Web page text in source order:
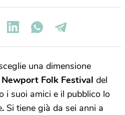
una dimensione
Newport Folk Festival del
i suoi amici e il pubblico lo
. Si tiene già da sei anni a